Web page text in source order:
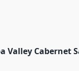
Valley Cabernet